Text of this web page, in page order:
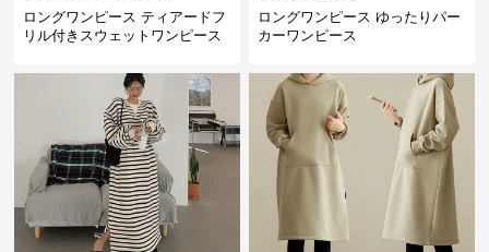
ロングワンピース ティアードフ
リル付きスウェットワンピース
ロングワンピース ゆったりパー
カーワンピース